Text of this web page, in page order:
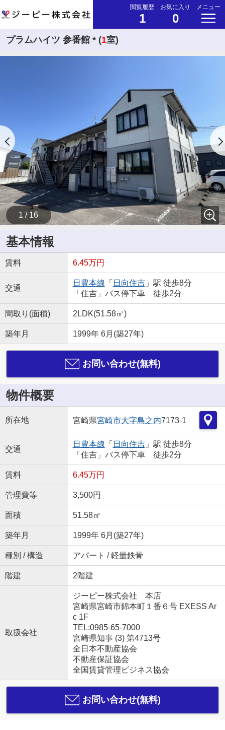
閲覧履歴
1
お気に入り
0
メニュー
プラムハイツ 参番館 * (1室)
1 / 16
基本情報
賃料 6.45万円
交通
日豊本線 「 日向住吉」駅 徒歩8分
「住吉」バス停下車 徒歩2分
間取り(面積) 2LDK(51.58㎡)
築年月 1999年 6月(築27年)
お問い合わせ(無料)
物件概要
所在地 宮崎県宮崎市大字島之内7173-1
交通
日豊本線 「 日向住吉」駅 徒歩8分
「住吉」バス停下車 徒歩2分
賃料 6.45万円
管理費等 3,500円
面積 51.58㎡
築年月 1999年 6月(築27年)
種別 / 構造 アパート / 軽量鉄骨
階建 2階建
取扱会社
ジーピー株式会社 本店
宮崎県宮崎市錦本町１番６号 EXESS Ar
c 1F
TEL:0985-65-7000
宮崎県知事 (3) 第4713号
全日本不動産協会
不動産保証協会
全国賃貸管理ビジネス協会
お問い合わせ(無料)